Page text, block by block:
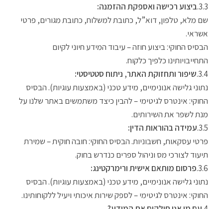
ביצוע רכישה ואספקת ההזמנה:
שם מלא, טלפון, דוא”ל, כתובת למשלוח, כתובת מגורים, פרטי
אשראי.
הבסיס החוקי: ביצוע חוזה – עיבוד המידע חיוני לקיום
התחייבויותינו כלפיך כלקוח.
שיפור ותחזוקת האתר, ניתוח סטטיסטי:
נתוני גלישה אנונימיים, מידע טכני (באמצעות עוגיות). הבסיס
החוקי: אינטרס לגיטימי – להבין כיצד משתמשים באתר שלנו על
מנת לשפר את השירותים.
עמידה בהוראות הדין:
פרטי עסקאות, חשבוניות. הבסיס החוקי: חובה חוקית – שמירת
תיעוד לצורכי מס וניהול ספרים כנדרש בחוק.
פרסום מותאם אישית ורימרקטינג:
נתוני גלישה אנונימיים, מידע טכני (באמצעות עוגיות). הבסיס
החוקי: אינטרס לגיטימי – לספק שירות איכותי ויעיל ללקוחותינו.